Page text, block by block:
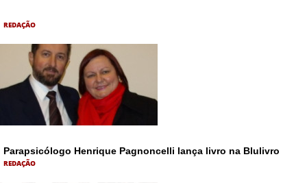
REDAÇÃO
Parapsicólogo Henrique Pagnoncelli lança livro na Blulivro
REDAÇÃO